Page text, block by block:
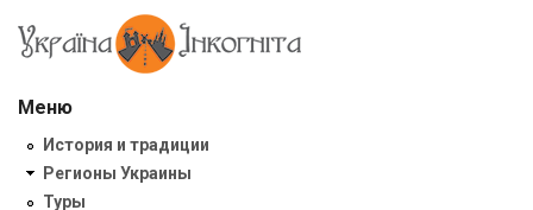
Меню
История и традиции
Регионы Украины
Туры